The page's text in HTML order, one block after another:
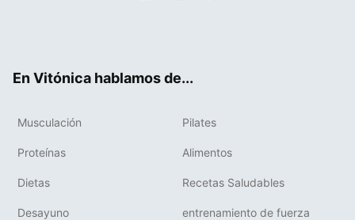
En Vitónica hablamos de...
Musculación Pilates
Proteínas Alimentos
Dietas Recetas Saludables
Desayuno entrenamiento de fuerza